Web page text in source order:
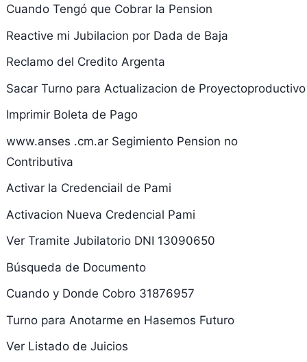
Cuando Tengó que Cobrar la Pension
Reactive mi Jubilacion por Dada de Baja
Reclamo del Credito Argenta
Sacar Turno para Actualizacion de Proyectoproductivo
Imprimir Boleta de Pago
www.anses .cm.ar Segimiento Pension no
Contributiva
Activar la Credenciail de Pami
Activacion Nueva Credencial Pami
Ver Tramite Jubilatorio DNI 13090650
Búsqueda de Documento
Cuando y Donde Cobro 31876957
Turno para Anotarme en Hasemos Futuro
Ver Listado de Juicios